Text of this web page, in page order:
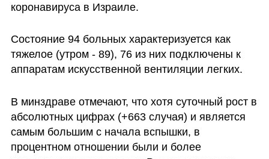
коронавируса в Израиле.
Состояние 94 больных характеризуется как
тяжелое (утром - 89), 76 из них подключены к
аппаратам искусственной вентиляции легких.
В минздраве отмечают, что хотя суточный рост в
абсолютных цифрах (+663 случая) и является
самым большим с начала вспышки, в
процентном отношении были и более